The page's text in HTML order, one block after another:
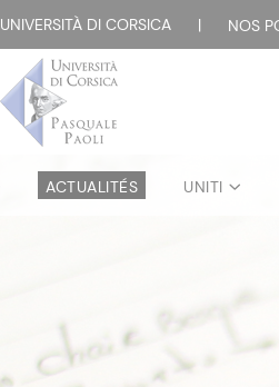
UNIVERSITÀ DI CORSICA | NOS
ACTUALITÉS UNITI